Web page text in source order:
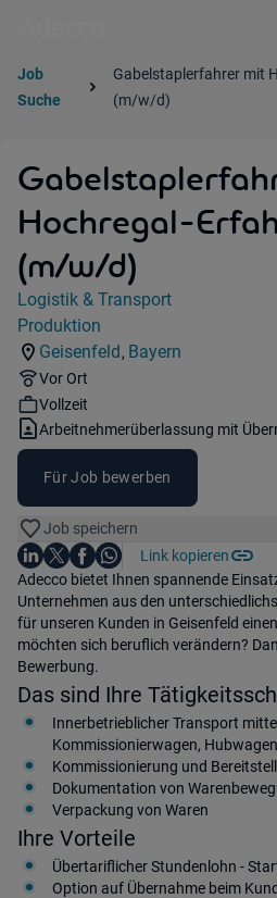
Job
Suche
Gabelstaplerfahrer mit
(m/w/d)
Hochregal-
(m/w/d)
Jobdetails
Kategorie:
Logistik & Transport
Industry:
Produktion
Standorte:
Geisenfeld,
Region:
Bayern
Remote Option:
Vor Ort
Workhours:
Vollzeit
Vertragsart:
Arbeitnehmerüberlassung mit
Für Job bewerben
Job speichern
Teile diesen Job
Auf LinkedIn teilen
Auf X teilen
Auf Facebook teilen
Auf WhatsApp teilen
Link kopieren
Einleitung
Adecco bietet Ihnen spannende
Unternehmen aus den
für unseren Kunden in Geisenfeld
möchten sich beruflich verändern?
Bewerbung.
Das sind Ihre
Innerbetrieblicher Transport
Kommissionierwagen,
Kommissionierung und
Dokumentation von
Verpackung von Waren
Ihre Vorteile
Übertariflicher Stundenlohn -
Option auf Übernahme beim